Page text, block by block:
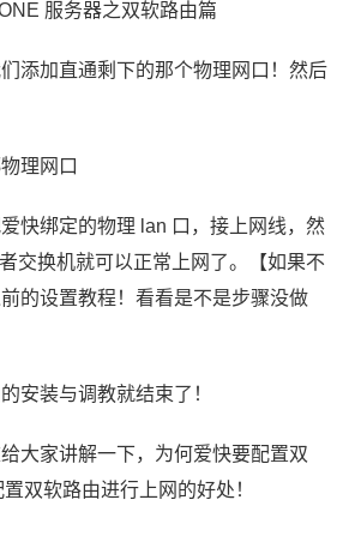
服务器之双软路由篇
添加直通剩下的那个物理网口！然后
理网口
快绑定的物理 lan 口，接上网线，然
交换机就可以正常上网了。【如果不
的设置教程！看看是不是步骤没做
安装与调教就结束了！
大家讲解一下，为何爱快要配置双
双软路由进行上网的好处！